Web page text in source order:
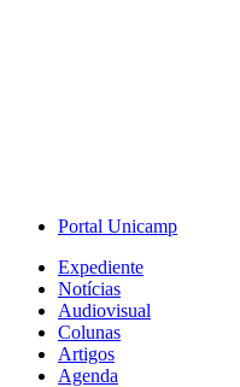
Portal Unicamp
Expediente
Notícias
Audiovisual
Colunas
Artigos
Agenda